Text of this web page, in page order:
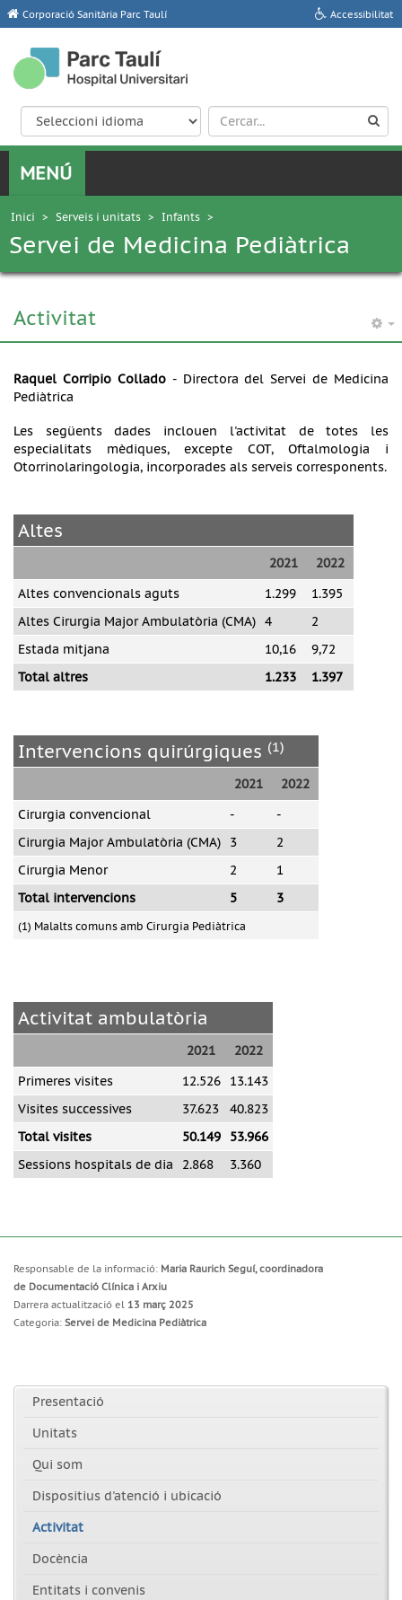
Corporació Sanitària Parc Taulí Accessibilitat
Inici > Serveis i unitats > Infants >
Servei de Medicina Pediàtrica
Activitat
Raquel Corripio Collado- Directora del Servei de Medicina
Pediàtrica
Les següents dades inclouen l'activitat de totes les
especialitats mèdiques, excepte COT, Oftalmologia i
Otorrinolaringologia, incorporades als serveis corresponents.
2021 2022
Altes
Altes convencionals aguts 1.299
1.395
Altes Cirurgia Major Ambulatòria (CMA) 4
2
Estada mitjana
10,16
9,72
Total altres
1.233 1.397
2021 2022
Intervencions quirúrgiques (1)
Cirurgia convencional -
-
Cirurgia Major Ambulatòria (CMA)
3
2
Cirurgia Menor
2
1
Total intervencions
5 3
(1) Malalts comuns amb Cirurgia Pediàtrica
2021 2022
Activitat ambulatòria
Primeres visites 12.526
13.143
Visites successives
37.623
40.823
Total visites
50.149
53.966
Sessions hospitals de dia
2.868 3.360
Responsable de la informació: Maria Raurich Seguí, coordinadora
de Documentació Clínica i Arxiu
Darrera actualització el 13 març 2025
Categoria: Servei de Medicina Pediàtrica
Presentació
Unitats
Qui som
Dispositius d'atenció i ubicació
Activitat
Docència
Entitats i convenis